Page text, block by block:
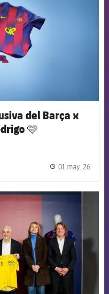
del Barça x
🩷
01 may. 26
badge